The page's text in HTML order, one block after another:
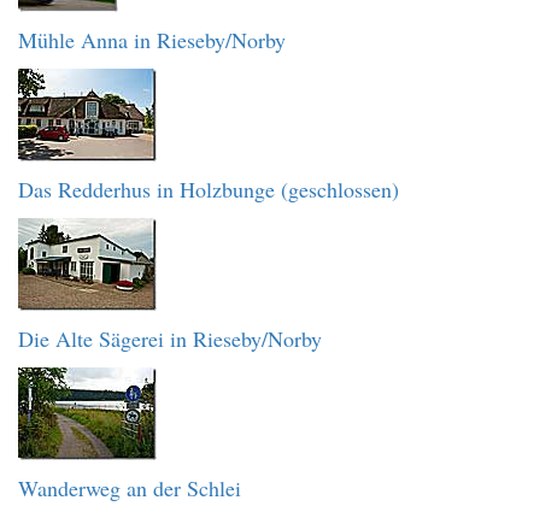
Mühle Anna in Rieseby/Norby
Das Redderhus in Holzbunge (geschlossen)
Die Alte Sägerei in Rieseby/Norby
Wanderweg an der Schlei